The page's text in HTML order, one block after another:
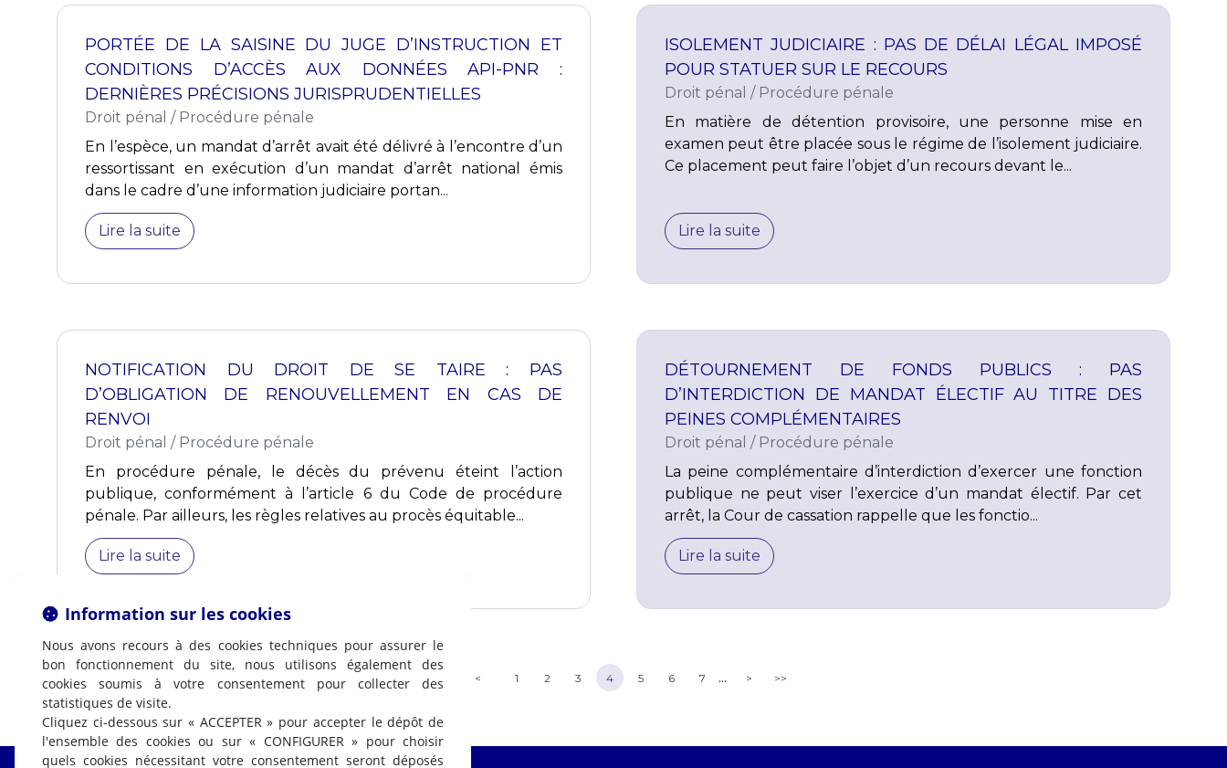
PORTÉE DE LA SAISINE DU JUGE D’INSTRUCTION ET
CONDITIONS D’ACCÈS AUX DONNÉES API-PNR :
DERNIÈRES PRÉCISIONS JURISPRUDENTIELLES
Droit pénal / Procédure pénale
En l’espèce, un mandat d’arrêt avait été délivré à l’encontre d’un
ressortissant en exécution d’un mandat d’arrêt national émis
dans le cadre d’une information judiciaire portan...
Lire la suite
ISOLEMENT JUDICIAIRE : PAS DE DÉLAI LÉGAL IMPOSÉ
POUR STATUER SUR LE RECOURS
Droit pénal / Procédure pénale
En matière de détention provisoire, une personne mise en
examen peut être placée sous le régime de l’isolement judiciaire.
Ce placement peut faire l’objet d’un recours devant le...
Lire la suite
NOTIFICATION DU DROIT DE SE TAIRE : PAS
D’OBLIGATION DE RENOUVELLEMENT EN CAS DE
RENVOI
Droit pénal / Procédure pénale
En procédure pénale, le décès du prévenu éteint l’action
publique, conformément à l’article 6 du Code de procédure
pénale. Par ailleurs, les règles relatives au procès équitable...
Lire la suite
DÉTOURNEMENT DE FONDS PUBLICS : PAS
D’INTERDICTION DE MANDAT ÉLECTIF AU TITRE DES
PEINES COMPLÉMENTAIRES
Droit pénal / Procédure pénale
La peine complémentaire d’interdiction d’exercer une fonction
publique ne peut viser l’exercice d’un mandat électif. Par cet
arrêt, la Cour de cassation rappelle que les fonctio...
Lire la suite
< 1 2 3 4 5 6 7 ... > >>
Information sur les cookies
Nous avons recours à des cookies techniques pour assurer le
bon fonctionnement du site, nous utilisons également des
cookies soumis à votre consentement pour collecter des
statistiques de visite.
Cliquez ci-dessous sur « ACCEPTER » pour accepter le dépôt de
l'ensemble des cookies ou sur « CONFIGURER » pour choisir
quels cookies nécessitant votre consentement seront déposés